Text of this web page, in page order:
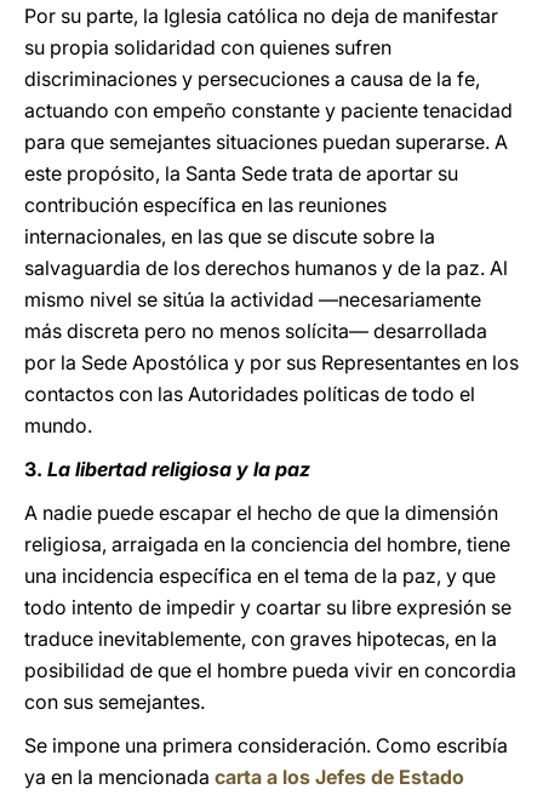
Por su parte, la Iglesia católica no deja de manifestar
su propia solidaridad con quienes sufren
discriminaciones y persecuciones a causa de la fe,
actuando con empeño constante y paciente tenacidad
para que semejantes situaciones puedan superarse. A
este propósito, la Santa Sede trata de aportar su
contribución específica en las reuniones
internacionales, en las que se discute sobre la
salvaguardia de los derechos humanos y de la paz. Al
mismo nivel se sitúa la actividad —necesariamente
más discreta pero no menos solícita— desarrollada
por la Sede Apostólica y por sus Representantes en los
contactos con las Autoridades políticas de todo el
mundo.
3. La libertad religiosa y la paz
A nadie puede escapar el hecho de que la dimensión
religiosa, arraigada en la conciencia del hombre, tiene
una incidencia específica en el tema de la paz, y que
todo intento de impedir y coartar su libre expresión se
traduce inevitablemente, con graves hipotecas, en la
posibilidad de que el hombre pueda vivir en concordia
con sus semejantes.
Se impone una primera consideración. Como escribía
ya en la mencionada carta a los Jefes de Estado